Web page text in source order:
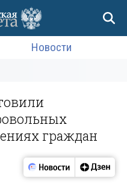
Новости
граждан